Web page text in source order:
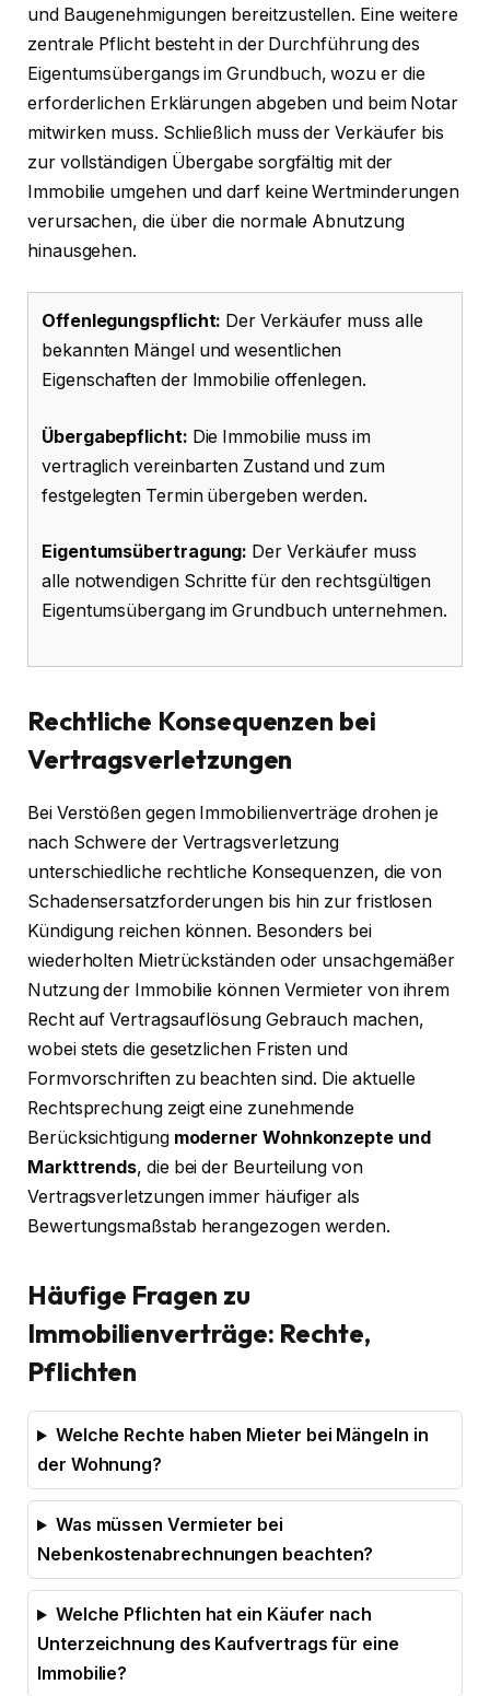
und Baugenehmigungen bereitzustellen. Eine weitere
zentrale Pflicht besteht in der Durchführung des
Eigentumsübergangs im Grundbuch, wozu er die
erforderlichen Erklärungen abgeben und beim Notar
mitwirken muss. Schließlich muss der Verkäufer bis
zur vollständigen Übergabe sorgfältig mit der
Immobilie umgehen und darf keine Wertminderungen
verursachen, die über die normale Abnutzung
hinausgehen.
Offenlegungspflicht: Der Verkäufer muss alle
bekannten Mängel und wesentlichen
Eigenschaften der Immobilie offenlegen.
Übergabepflicht: Die Immobilie muss im
vertraglich vereinbarten Zustand und zum
festgelegten Termin übergeben werden.
Eigentumsübertragung: Der Verkäufer muss
alle notwendigen Schritte für den rechtsgültigen
Eigentumsübergang im Grundbuch unternehmen.
Rechtliche Konsequenzen bei
Vertragsverletzungen
Bei Verstößen gegen Immobilienverträge drohen je
nach Schwere der Vertragsverletzung
unterschiedliche rechtliche Konsequenzen, die von
Schadensersatzforderungen bis hin zur fristlosen
Kündigung reichen können. Besonders bei
wiederholten Mietrückständen oder unsachgemäßer
Nutzung der Immobilie können Vermieter von ihrem
Recht auf Vertragsauflösung Gebrauch machen,
wobei stets die gesetzlichen Fristen und
Formvorschriften zu beachten sind. Die aktuelle
Rechtsprechung zeigt eine zunehmende
Berücksichtigung moderner Wohnkonzepte und
Markttrends, die bei der Beurteilung von
Vertragsverletzungen immer häufiger als
Bewertungsmaßstab herangezogen werden.
Häufige Fragen zu
Immobilienverträge: Rechte,
Pflichten
Welche Rechte haben Mieter bei Mängeln in
der Wohnung?
Was müssen Vermieter bei
Nebenkostenabrechnungen beachten?
Welche Pflichten hat ein Käufer nach
Unterzeichnung des Kaufvertrags für eine
Immobilie?